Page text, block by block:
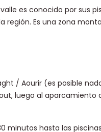
es conocido por sus
Es una zona
/ Aourir (es posible
luego al aparcamiento
minutos hasta las